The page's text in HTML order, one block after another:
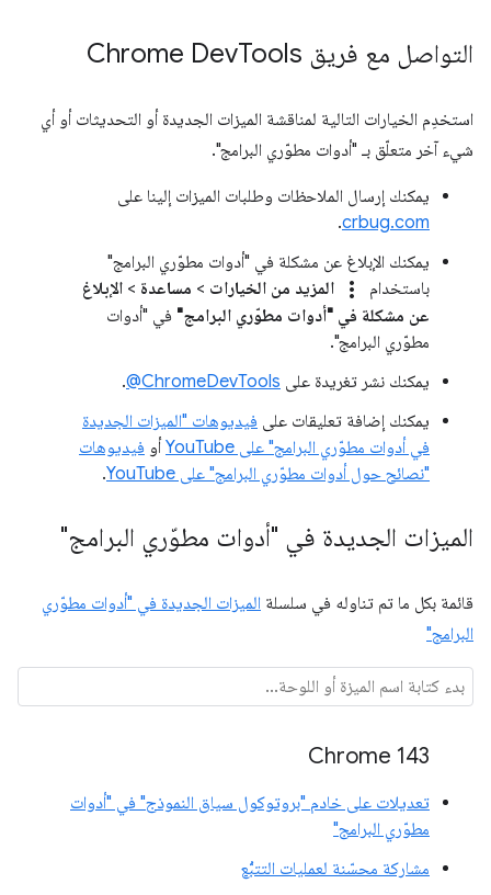
التواصل مع فريق Chrome Dev Tools
استخدِم الخيارات التالية لمناقشة الميزات الجديدة أو التحديثات أو أي
شيء آخر متعلّق بـ "أدوات مطوّري البرامج".
يمكنك إرسال الملاحظات وطلبات الميزات إلينا على
crbug.com
.
يمكنك الإبلاغ عن مشكلة في "أدوات مطوّري البرامج"
باستخدام
more_vert المزيد من الخيارات > مساعدة > الإبلاغ
عن مشكلة في "أدوات مطوّري البرامج" في "أدوات
مطوّري البرامج".
يمكنك نشر تغريدة على ‎@ChromeDevTools
.
يمكنك إضافة تعليقات على فيديوهات "الميزات الجديدة
في أدوات مطوّري البرامج" على YouTube
أو فيديوهات
"نصائح حول أدوات مطوّري البرامج" على YouTube
.
الميزات الجديدة في "أدوات مطوّري البرامج"
قائمة بكل ما تم تناوله في سلسلة الميزات الجديدة في "أدوات مطوّري
البرامج"
Chrome 143
تعديلات على خادم "بروتوكول سياق النموذج" في "أدوات
مطوّري البرامج"
مشاركة محسّنة لعمليات التتبُّع